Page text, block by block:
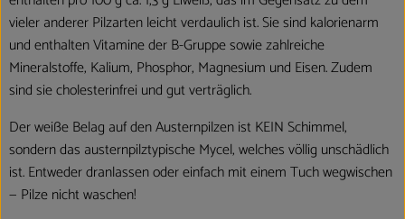
vieler anderer Pilzarten leicht verdaulich ist. Sie sind kalorienarm
und enthalten Vitamine der B-Gruppe sowie zahlreiche
Mineralstoffe, Kalium, Phosphor, Magnesium und Eisen. Zudem
sind sie cholesterinfrei und gut verträglich.
Der weiße Belag auf den Austernpilzen ist KEIN Schimmel,
sondern das austernpilztypische Mycel, welches völlig unschädlich
ist. Entweder dranlassen oder einfach mit einem Tuch wegwischen
— Pilze nicht waschen!